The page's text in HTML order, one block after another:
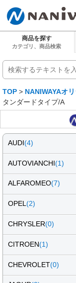
商品を探す
カテゴリ、商品検索
TOP > NANIWAYAオ
タンダードタイプ/A
AUDI(4)
AUTOVIANCHI(1)
ALFAROMEO(7)
OPEL (2)
CHRYSLER(0)
CITROEN(1)
CHEVROLET(0)